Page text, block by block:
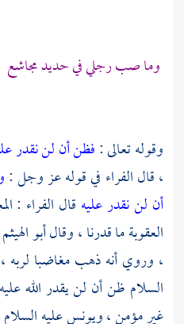
وما صب رجلي في حديدمجاشع
وقوله تعالى :فظن أن لن نقدر
، قالالفراء في قوله عز وجل :
أن لن نقدر عليه قال الفراء :
العقوبة ما قدرنا ، وقالأبو الهيثم
، وروي أنه ذهب مغاضبا لربه
السلام ظن أن لن يقدر الله
غير مؤمن ،ويونسعليه